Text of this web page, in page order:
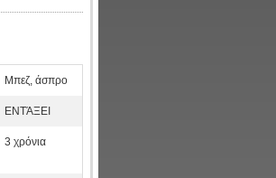
Μπεζ, άσπρο
ΕΝΤΆΞΕΙ
3 χρόνια